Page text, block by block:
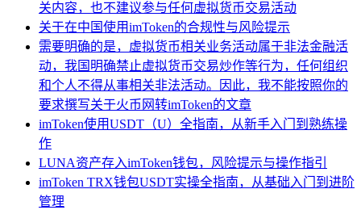
关内容，也不建议参与任何虚拟货币交易活动
关于在中国使用imToken的合规性与风险提示
需要明确的是，虚拟货币相关业务活动属于非法金融活
动，我国明确禁止虚拟货币交易炒作等行为，任何组织
和个人不得从事相关非法活动。因此，我不能按照你的
要求撰写关于火币网转imToken的文章
imToken使用USDT（U）全指南，从新手入门到熟练操
作
LUNA资产存入imToken钱包，风险提示与操作指引
imToken TRX钱包USDT实操全指南，从基础入门到进阶
管理